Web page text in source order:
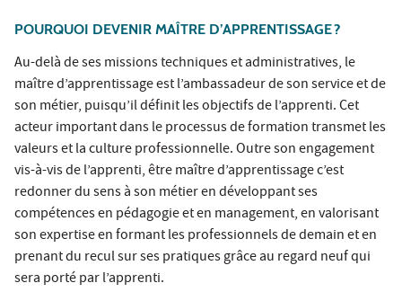
POURQUOI DEVENIR MAÎTRE D’APPRENTISSAGE ?
Au-delà de ses missions techniques et administratives, le
maître d’apprentissage est l’ambassadeur de son service et de
son métier, puisqu’il définit les objectifs de l’apprenti. Cet
acteur important dans le processus de formation transmet les
valeurs et la culture professionnelle. Outre son engagement
vis-à-vis de l’apprenti, être maître d’apprentissage c’est
redonner du sens à son métier en développant ses
compétences en pédagogie et en management, en valorisant
son expertise en formant les professionnels de demain et en
prenant du recul sur ses pratiques grâce au regard neuf qui
sera porté par l’apprenti.